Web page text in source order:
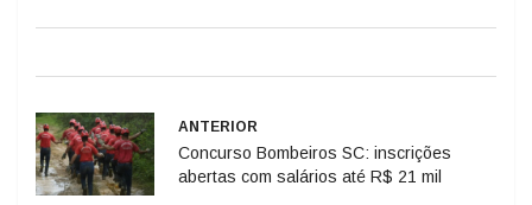
ANTERIOR
Concurso Bombeiros SC: inscrições
abertas com salários até R$ 21 mil